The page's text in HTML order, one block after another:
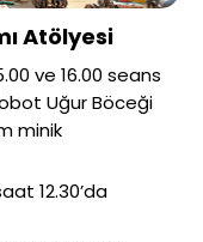
Atölyesi
ve 16.00 seans
Uğur Böceği
minik
12.30’da